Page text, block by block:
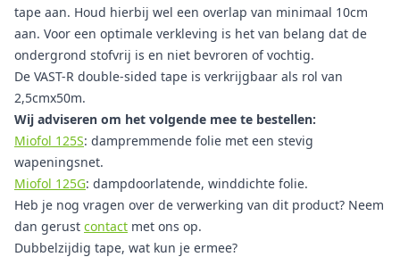
tape aan. Houd hierbij wel een overlap van minimaal 10cm
aan. Voor een optimale verkleving is het van belang dat de
ondergrond stofvrij is en niet bevroren of vochtig.
De VAST-R double-sided tape is verkrijgbaar als rol van
2,5cmx50m.
Wij adviseren om het volgende mee te bestellen:
Miofol 125S: dampremmende folie met een stevig
wapeningsnet.
Miofol 125G: dampdoorlatende, winddichte folie.
Heb je nog vragen over de verwerking van dit product? Neem
dan gerust contact met ons op.
Dubbelzijdig tape, wat kun je ermee?